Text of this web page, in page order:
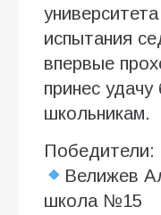
испытания
впервые
принес удачу
школьникам.
Победители:
Велижев
школа №15